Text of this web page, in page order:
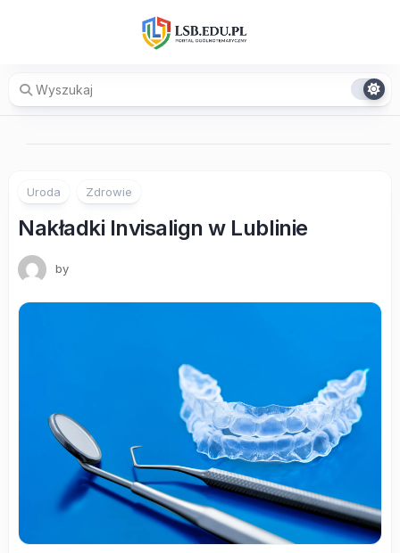
Uroda Zdrowie
Nakładki Invisalign w Lublinie
by